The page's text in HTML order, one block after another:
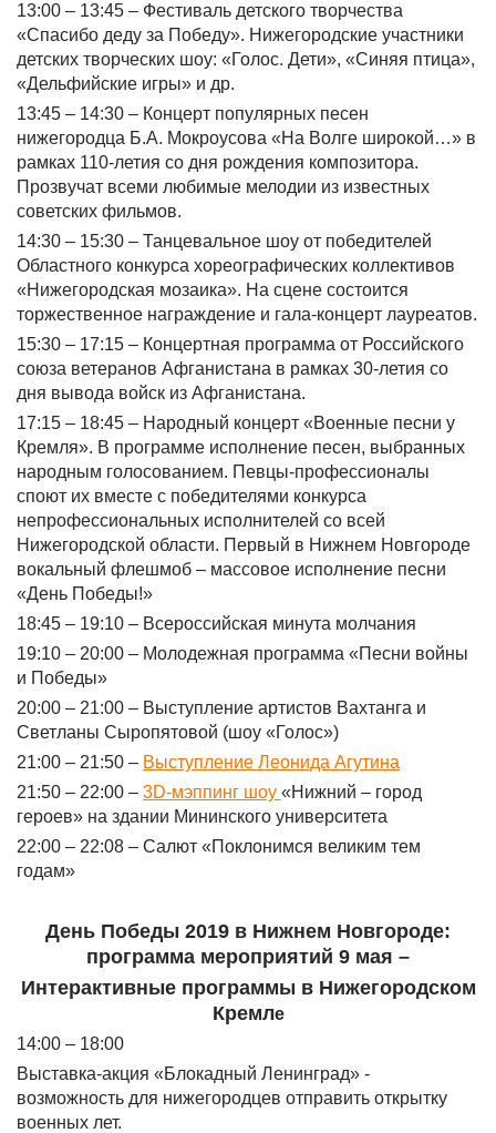
13:00 – 13:45 – Фестиваль детского творчества
«Спасибо деду за Победу». Нижегородские участники
детских творческих шоу: «Голос. Дети», «Синяя птица»,
«Дельфийские игры» и др.
13:45 – 14:30 – Концерт популярных песен
нижегородца Б.А. Мокроусова «На Волге широкой…» в
рамках 110-летия со дня рождения композитора.
Прозвучат всеми любимые мелодии из известных
советских фильмов.
14:30 – 15:30 – Танцевальное шоу от победителей
Областного конкурса хореографических коллективов
«Нижегородская мозаика». На сцене состоится
торжественное награждение и гала-концерт лауреатов.
15:30 – 17:15 – Концертная программа от Российского
союза ветеранов Афганистана в рамках 30-летия со
дня вывода войск из Афганистана.
17:15 – 18:45 – Народный концерт «Военные песни у
Кремля». В программе исполнение песен, выбранных
народным голосованием. Певцы-профессионалы
споют их вместе с победителями конкурса
непрофессиональных исполнителей со всей
Нижегородской области. Первый в Нижнем Новгороде
вокальный флешмоб – массовое исполнение песни
«День Победы!»
18:45 – 19:10 – Всероссийская минута молчания
19:10 – 20:00 – Молодежная программа «Песни войны
и Победы»
20:00 – 21:00 – Выступление артистов Вахтанга и
Светланы Сыропятовой (шоу «Голос»)
21:00 – 21:50 – Выступление Леонида Агутина
21:50 – 22:00 – 3D-мэппинг шоу «Нижний – город
героев» на здании Мининского университета
22:00 – 22:08 – Салют «Поклонимся великим тем
годам»
День Победы 2019 в Нижнем Новгороде:
программа мероприятий 9 мая –
Интерактивные программы в Нижегородском
Кремле
14:00 – 18:00
Выставка-акция «Блокадный Ленинград» -
возможность для нижегородцев отправить открытку
военных лет.